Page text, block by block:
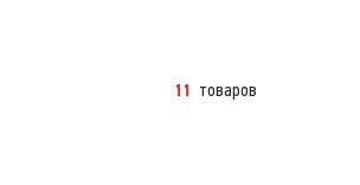
11 товаров